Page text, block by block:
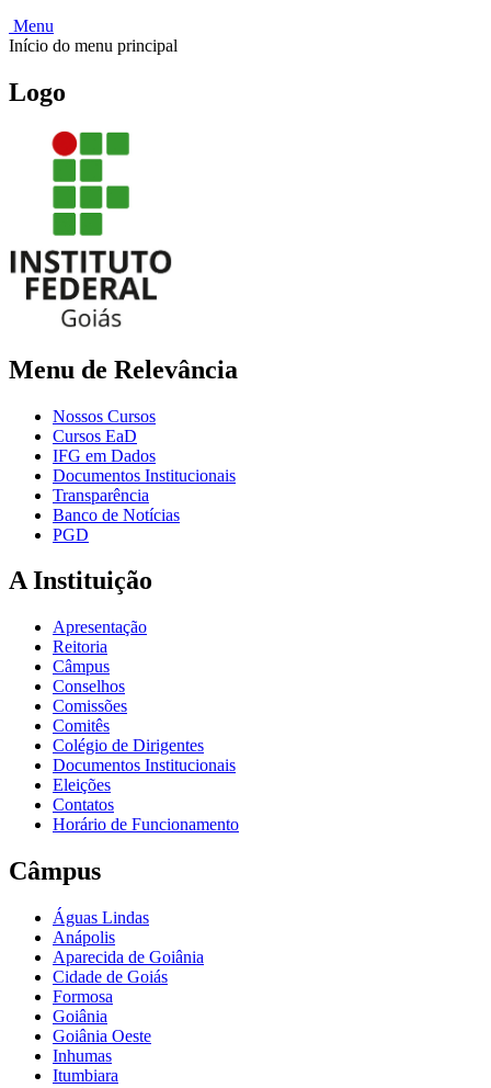
Menu
Início do menu principal
Logo
Menu de Relevância
Nossos Cursos
Cursos EaD
IFG em Dados
Documentos Institucionais
Transparência
Banco de Notícias
PGD
A Instituição
Apresentação
Reitoria
Câmpus
Conselhos
Comissões
Comitês
Colégio de Dirigentes
Documentos Institucionais
Eleições
Contatos
Horário de Funcionamento
Câmpus
Águas Lindas
Anápolis
Aparecida de Goiânia
Cidade de Goiás
Formosa
Goiânia
Goiânia Oeste
Inhumas
Itumbiara